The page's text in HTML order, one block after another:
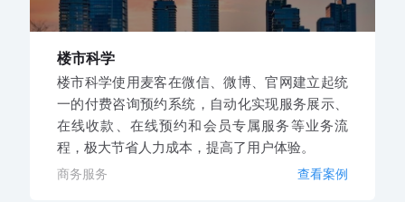
楼市科学
楼市科学使用麦客在微信、微博、官网建立起统
一的付费咨询预约系统，自动化实现服务展示、
在线收款、在线预约和会员专属服务等业务流
程，极大节省人力成本，提高了用户体验。
商务服务 查看案例